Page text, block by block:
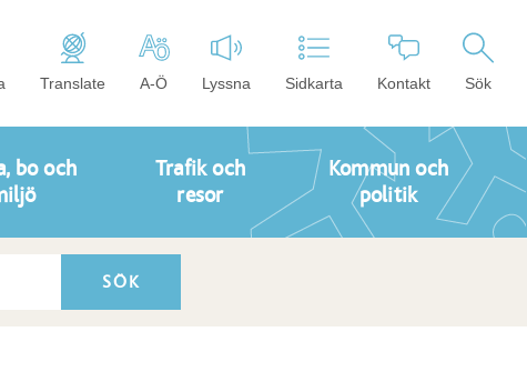
Translate A-Ö Lyssna Sidkarta Kontakt Sök
bo och
Trafik och
resor
Kommun och
politik